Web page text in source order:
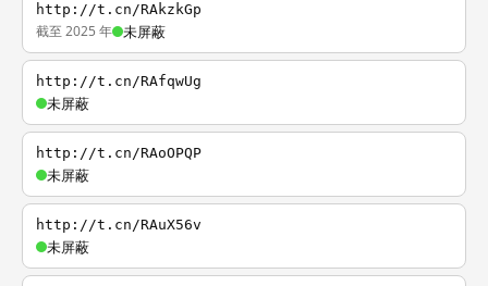
http://t.cn/RAkzkGp
截至 2025 年 未屏蔽
http://t.cn/RAfqwUg
未屏蔽
http://t.cn/RAoOPQP
未屏蔽
http://t.cn/RAuX56v
未屏蔽